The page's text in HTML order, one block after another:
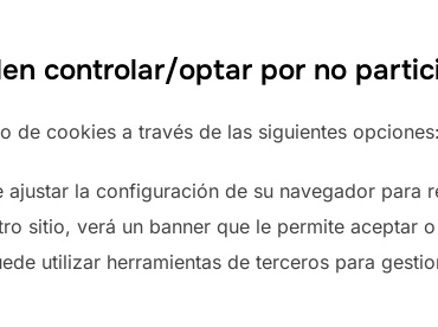
controlar/optar por no
de cookies a través de las siguientes opciones:
ajustar la configuración de su navegador
sitio, verá un banner que le permite aceptar
utilizar herramientas de terceros para